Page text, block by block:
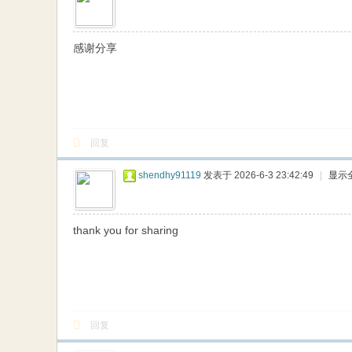
感谢分享
回复
shendhy91119 发表于 2026-6-3 23:42:49 显示
thank you for sharing
回复